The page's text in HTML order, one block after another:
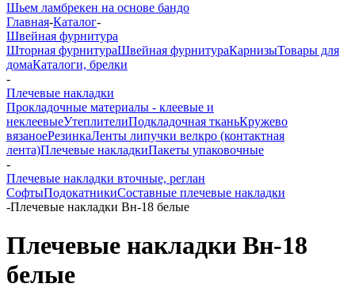
Шьем ламбрекен на основе бандо
Главная-Каталог-
Швейная фурнитура
Шторная фурнитураШвейная фурнитураКарнизыТовары для
домаКаталоги, брелки
-
Плечевые накладки
Прокладочные материалы - клеевые и
неклеевыеУтеплителиПодкладочная тканьКружево
вязаноеРезинкаЛенты липучки велкро (контактная
лента)Плечевые накладкиПакеты упаковочные
-
Плечевые накладки вточные, реглан
СофтыПодокатникиСоставные плечевые накладки
-Плечевые накладки Вн-18 белые
Плечевые накладки Вн-18
белые